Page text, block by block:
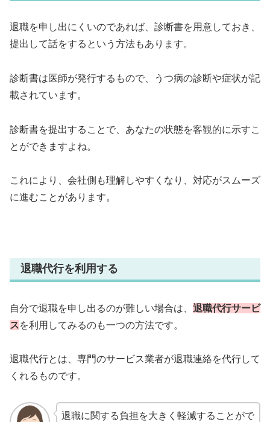
退職を申し出にくいのであれば、診断書を用意しておき、
提出して話をするという方法もあります。
診断書は医師が発行するもので、うつ病の診断や症状が記
載されています。
診断書を提出することで、あなたの状態を客観的に示すこ
とができますよね。
これにより、会社側も理解しやすくなり、対応がスムーズ
に進むことがあります。
退職代行を利用する
自分で退職を申し出るのが難しい場合は、 退職代行サービ
スを利用してみるのも一つの方法です。
退職代行とは、専門のサービス業者が退職連絡を代行して
くれるものです。
退職に関する負担を大きく軽減することがで